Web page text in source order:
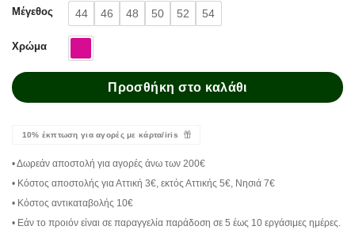
Μέγεθος 44 46 48 50 52 54
Χρώμα
Προσθήκη στο καλάθι
10% έκπτωση για αγορές με κάρτα/iris
• Δωρεάν αποστολή για αγορές άνω των 200€
• Κόστος αποστολής για Αττική 3€, εκτός Αττικής 5€, Νησιά 7€
• Κόστος αντικαταβολής 10€
• Εάν το προιόν είναι σε παραγγελία παράδοση σε 5 έως 10 εργάσιμες ημέρες.